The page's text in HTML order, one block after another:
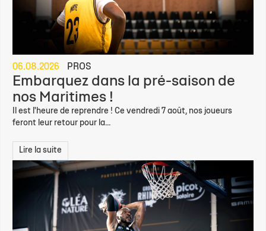
06.08.2026 PROS
Embarquez dans la pré-saison de
nos Maritimes !
Il est l'heure de reprendre ! Ce vendredi 7 août, nos joueurs
feront leur retour pour la...
Lire la suite